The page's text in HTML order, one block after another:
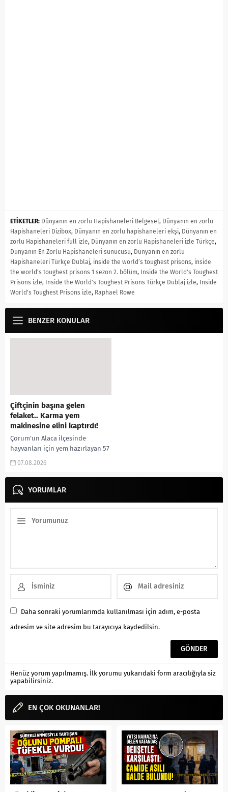
ETİKETLER: Dünyanın en zorlu Hapishaneleri Belgesel, Dünyanın en zorlu
Hapishaneleri Dizibox, Dünyanın en zorlu hapishaneleri ekşi, Dünyanın en
zorlu Hapishaneleri full izle, Dünyanın en zorlu Hapishaneleri izle Türkçe,
Dünyanın En Zorlu Hapishaneleri sunucusu, Dünyanın en zorlu
Hapishaneleri Türkçe Dublaj, inside the world’s toughest prisons, inside
the world's toughest prisons 1 sezon 2. bölüm, Inside the World's Toughest
Prisons izle, Inside the World's Toughest Prisons Türkçe Dublaj izle, Inside
World's Toughest Prisons izle, Raphael Rowe
BENZER KONULAR
Çiftçinin başına gelen
felaket.. Karma yem
makinesine elini kaptırdı!
Çorum’un Alaca ilçesinde
hayvanları için yem hazırlayan 57
yaşındaki çiftçi, elini yem karma
ağır yaralandı. Olay, Alaca...
07.08.2026
YORUMLAR
Daha sonraki yorumlarımda kullanılması için adım, e-posta
adresim ve site adresim bu tarayıcıya kaydedilsin.
Henüz yorum yapılmamış. İlk yorumu yukarıdaki form aracılığıyla siz
yapabilirsiniz.
EN ÇOK OKUNANLAR!